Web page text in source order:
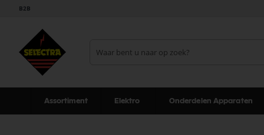
B2B
Assortiment Elektro Onderdelen Apparaten